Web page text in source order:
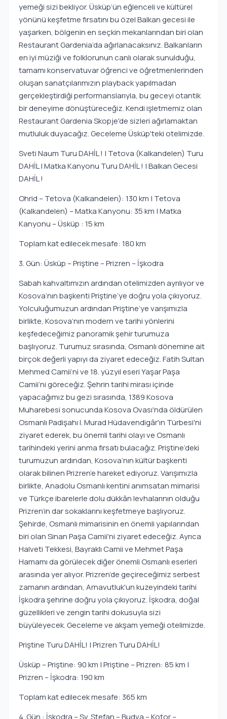
yemeği sizi bekliyor. Üsküp’ün eğlenceli ve kültürel
yönünü keşfetme fırsatını bu özel Balkan gecesi ile
yaşarken, bölgenin en seçkin mekanlarından biri olan
Restaurant Gardenia’da ağırlanacaksınız. Balkanların
en iyi müziği ve folklorunun canlı olarak sunulduğu,
tamamı konservatuvar öğrenci ve öğretmenlerinden
oluşan sanatçılarımızın playback yapılmadan
gerçekleştirdiği performanslarıyla, bu geceyi otantik
bir deneyime dönüştüreceğiz. Kendi işletmemiz olan
Restaurant Gardenia Skopje'de sizleri ağırlamaktan
mutluluk duyacağız. Geceleme Üsküp'teki otelimizde.
Sveti Naum Turu DAHİL ! | Tetova (Kalkandelen) Turu
DAHİL | Matka Kanyonu Turu DAHİL ! | Balkan Gecesi
DAHİL !
Ohrid – Tetova (Kalkandelen): 130 km | Tetova
(Kalkandelen) – Matka Kanyonu: 35 km | Matka
Kanyonu – Üsküp : 15 km
Toplam kat edilecek mesafe: 180 km
3. Gün: Üsküp – Priştine – Prizren – İşkodra
Sabah kahvaltımızın ardından otelimizden ayrılıyor ve
Kosova’nın başkenti Priştine’ye doğru yola çıkıyoruz.
Yolculuğumuzun ardından Priştine’ye varışımızla
birlikte, Kosova’nın modern ve tarihi yönlerini
keşfedeceğimiz panoramik şehir turumuza
başlıyoruz. Turumuz sırasında, Osmanlı dönemine ait
birçok değerli yapıyı da ziyaret edeceğiz. Fatih Sultan
Mehmed Camii’ni ve 18. yüzyıl eseri Yaşar Paşa
Camii’ni göreceğiz. Şehrin tarihi mirası içinde
yapacağımız bu gezi sırasında, 1389 Kosova
Muharebesi sonucunda Kosova Ovası'nda öldürülen
Osmanlı Padişahı I. Murad Hüdavendigâr'ın Türbesi'ni
ziyaret ederek, bu önemli tarihi olayı ve Osmanlı
tarihindeki yerini anma fırsatı bulacağız. Priştine’deki
turumuzun ardından, Kosova’nın kültür başkenti
olarak bilinen Prizren’e hareket ediyoruz. Varışımızla
birlikte, Anadolu Osmanlı kentini anımsatan mimarisi
ve Türkçe ibarelerle dolu dükkân levhalarının olduğu
Prizren’in dar sokaklarını keşfetmeye başlıyoruz.
Şehirde, Osmanlı mimarisinin en önemli yapılarından
biri olan Sinan Paşa Camii'ni ziyaret edeceğiz. Ayrıca
Halveti Tekkesi, Bayraklı Camii ve Mehmet Paşa
Hamamı da görülecek diğer önemli Osmanlı eserleri
arasında yer alıyor. Prizren’de geçireceğimiz serbest
zamanın ardından, Arnavutluk'un kuzeyindeki tarihi
İşkodra şehrine doğru yola çıkıyoruz. İşkodra, doğal
güzellikleri ve zengin tarihi dokusuyla sizi
büyüleyecek. Geceleme ve akşam yemeği otelimizde.
Priştine Turu DAHİL! | Prizren Turu DAHİL!
Üsküp – Priştine: 90 km | Priştine – Prizren: 85 km |
Prizren – İşkodra: 190 km
Toplam kat edilecek mesafe: 365 km
4. Gün : İşkodra – Sv. Stefan – Budva – Kotor –